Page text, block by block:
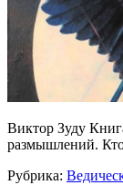
Виктор Зуду
размышлений.
Рубрика: